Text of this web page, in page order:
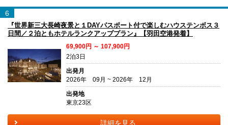
6
『世界新三大長崎夜景と１DAYパスポート付で楽しむハウステンボス３
日間／２泊ともホテルランクアッププラン』【羽田空港発着】
69,900円 ～ 107,900円
2泊3日
出発月
2026年 09月 ~ 2026年 12月
出発地
東京23区
詳細を見る